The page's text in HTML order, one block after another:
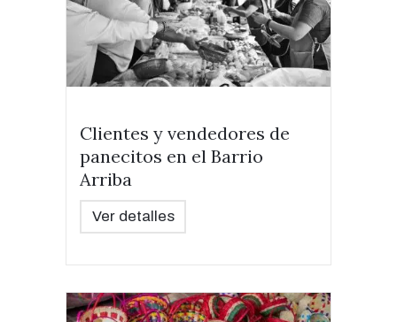
Clientes y vendedores de
panecitos en el Barrio
Arriba
Ver detalles